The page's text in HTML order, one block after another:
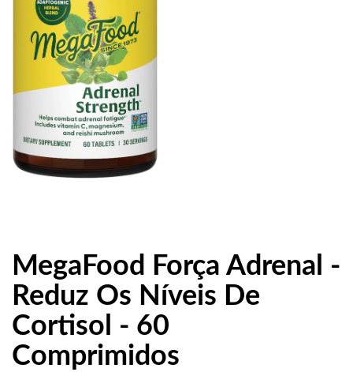
MegaFood Força Adrenal -
Reduz Os Níveis De
Cortisol - 60
Comprimidos